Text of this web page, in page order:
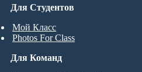
Для Студентов
Мой Класс
Photos For Class
Для Команд